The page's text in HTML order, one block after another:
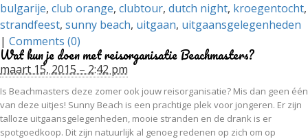
bulgarije, club orange, clubtour, dutch night, kroegentocht,
strandfeest, sunny beach, uitgaan, uitgaansgelegenheden
| Comments (0)
Wat kun je doen met reisorganisatie Beachmasters?
maart 15, 2015 – 2:42 pm
Is Beachmasters deze zomer ook jouw reisorganisatie? Mis dan geen één
van deze uitjes! Sunny Beach is een prachtige plek voor jongeren. Er zijn
talloze uitgaansgelegenheden, mooie stranden en de drank is er
spotgoedkoop. Dit zijn natuurlijk al genoeg redenen op zich om op